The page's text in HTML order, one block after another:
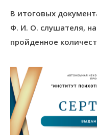
В итоговых
Ф. И. О. слушателя,
пройденное